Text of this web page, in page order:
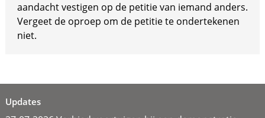
aandacht vestigen op de petitie van iemand anders.
Vergeet de oproep om de petitie te ondertekenen
niet.
Updates